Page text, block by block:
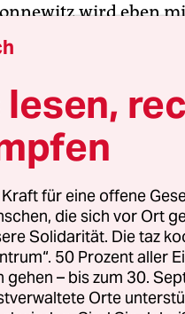
wird eben
NPD via Twitter,
im Stadtteil
legten nach.
im Internet. Oder,
Szene gibt sich
Randale von
Szene, die
für eine offene
die sich vor Ort
Solidarität. Die taz
50 Prozent aller
gehen – bis zum 30.
Orte